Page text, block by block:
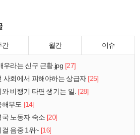
간 월간 이슈
우라는 신구 근황.jpg [27]
사회에서 피해야하는 상급자 [25]
비행기 타면 생기는 일. [28]
해부도 [14]
노동자 숙소 [20]
음중 1위~ [16]